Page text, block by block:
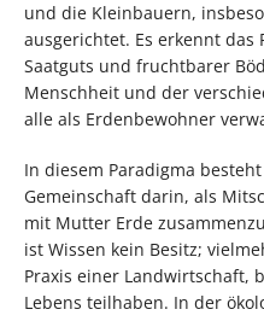
und die Kleinbauern,
ausgerichtet. Es erkennt
Saatguts und fruchtbarer
Menschheit und der
alle als Erdenbewohner
In diesem Paradigma
Gemeinschaft darin, als
mit Mutter Erde
ist Wissen kein Besitz;
Praxis einer Landwirtschaft,
Lebens teilhaben. In der